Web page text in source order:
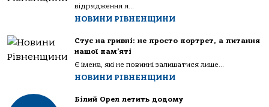
відрядження я...
НОВИНИ РІВНЕНЩИНИ
Стус на гривні: не просто портрет, а питання
нашої пам’яті
Є імена, які не повинні залишатися лише...
НОВИНИ РІВНЕНЩИНИ
Білий Орел летить додому